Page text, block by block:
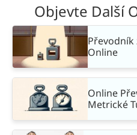
Objevte Další
Převodník
Online
Online
Metrické